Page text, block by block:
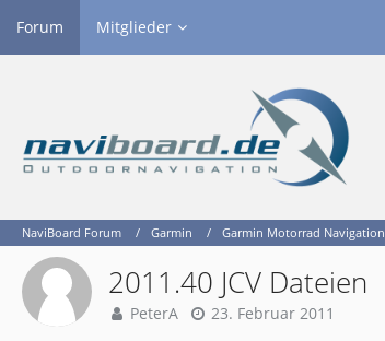
Forum Mitglieder
NaviBoard Forum Garmin Garmin Motorrad Navigation
2011.40 JCV Dateien
PeterA 23. Februar 2011